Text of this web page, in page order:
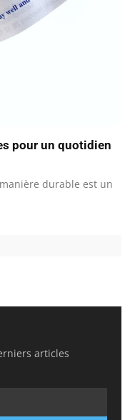
pour un quotidien
durable est un
articles